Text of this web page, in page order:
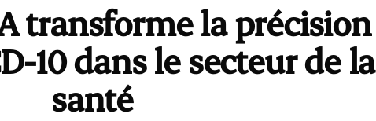
transforme la précision
10 dans le secteur de la
santé